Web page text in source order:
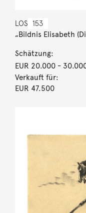
LOS 153
„Bildnis Elisabeth
Schätzung:
EUR 20.000-
Verkauft für:
EUR 47.500